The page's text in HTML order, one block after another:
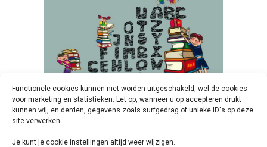
Functionele cookies kunnen niet worden uitgeschakeld, wel de cookies
voor marketing en statistieken. Let op, wanneer u op accepteren drukt
kunnen wij, en derden, gegevens zoals surfgedrag of unieke ID's op deze
site verwerken.
Je kunt je cookie instellingen altijd weer wijzigen.
15 OKT WEBINAR